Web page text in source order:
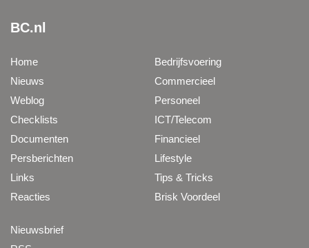
BC.nl
Home
Nieuws
Weblog
Checklists
Documenten
Persberichten
Links
Reacties
Bedrijfsvoering
Commercieel
Personeel
ICT/Telecom
Financieel
Lifestyle
Tips & Tricks
Brisk Voordeel
Nieuwsbrief